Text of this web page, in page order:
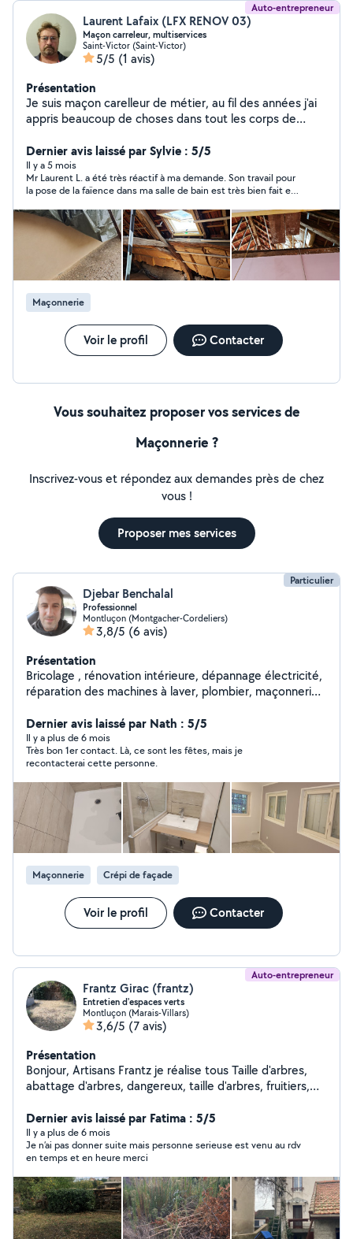
Auto-entrepreneur
Laurent Lafaix (LFX RENOV 03)
Maçon carreleur, multiservices
Saint-Victor (Saint-Victor)
5/5 (1 avis)
Présentation
Je suis maçon carelleur de métier, au fil des années j'ai
appris beaucoup de choses dans tout les corps de
Dernier avis laissé par Sylvie : 5/5
Il y a 5 mois
Mr Laurent L. a été très réactif à ma demande. Son travail pour
la pose de la faïence dans ma salle de bain est très bien fait et
Si besoin je referais appelle à Mr Laurent L. en qui j'ai eu toute
confiance lui ayant laissé mes clés pour travailler pendant mes
vacances et ayant retrouvé une maison parfaitement propre à
mon retour, l'envoie de sa part tous les soirs de photos pour
suivre l'avancé de mes travaux c'est top. Donc je le
recommande fortement personne sérieuse, ponctuelle,
discrète, a l'écoute et sait faire différent travaux pas que de la
faïence.
Maçonnerie
Voir le profil Contacter
Vous souhaitez proposer vos services de
Maçonnerie ?
Inscrivez-vous et répondez aux demandes près de chez
vous !
Proposer mes services
Particulier
Djebar Benchalal
Professionnel
Montluçon (Montgacher-Cordeliers)
3,8/5 (6 avis)
Présentation
Bricolage , rénovation intérieure, dépannage électricité,
réparation des machines à laver, plombier, maçonnerie,
toute corps d'état
Dernier avis laissé par Nath : 5/5
Il y a plus de 6 mois
Très bon 1er contact. Là, ce sont les fêtes, mais je
recontacterai cette personne.
Maçonnerie Crépi de façade
Voir le profil Contacter
Auto-entrepreneur
Frantz Girac (frantz)
Entretien d'espaces verts
Montluçon (Marais-Villars)
3,6/5 (7 avis)
Présentation
Bonjour, Artisans Frantz je réalise tous Taille d'arbres,
abattage d'arbres, dangereux, taille d'arbres, fruitiers,
déchets vos travaux nettoyage de toiture, nettoyage de
façade dallage petits. Travaux de maçonnerie devis
gratuit. Je suis un professionnel de plus de 10 ans
d'expérience auto entrepreneur. À mon compte
N'hésitez t'es pas à me contacter pour plus de
renseignements aux 06/02/39 0011
Dernier avis laissé par Fatima : 5/5
Il y a plus de 6 mois
Je n’ai pas donner suite mais personne serieuse est venu au rdv
en temps et en heure merci